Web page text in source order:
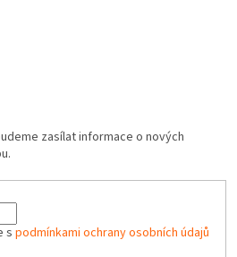
zasílat informace o nových
s podmínkami ochrany osobních údajů